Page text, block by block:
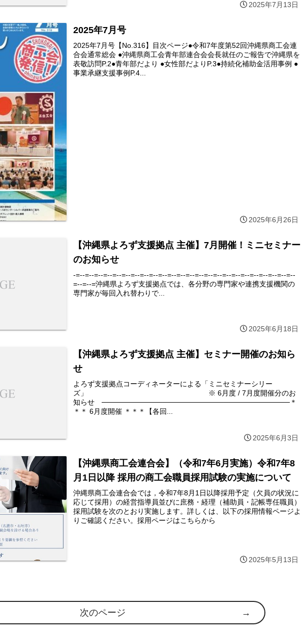
2025年7月13日
2025年7月号
2025年7月号【No.316】目次ページ●令和7年度第52回沖縄県商工会連
合会通常総会 ●沖縄県商工会青年部連合会会長就任のご報告で沖縄県を
表敬訪問P.2●青年部だより ●女性部だよりP.3●持続化補助金活用事例 ●
事業承継支援事例P.4...
2025年6月26日
【沖縄県よろず支援拠点 主催】7月開催！ミニセミナー
のお知らせ
-=--=--=--=--=--=--=--=--=--=--=--=--=--=--=--=--=--=--=--=--=--=--=--=--
=--=--=沖縄県よろず支援拠点では、各分野の専門家や連携支援機関の
専門家が毎回入れ替わりで...
2025年6月18日
【沖縄県よろず支援拠点 主催】セミナー開催のお知ら
せ
よろず支援拠点コーディネーターによる「ミニセミナーシリー
ズ」 ※ 6月度 / 7月度開催分のお
知らせ ─────────────────────────────────────＊
＊＊ 6月度開催 ＊＊＊【各回...
2025年6月3日
【沖縄県商工会連合会】（令和7年6月実施）令和7年8
月1日以降 採用の商工会職員採用試験の実施について
沖縄県商工会連合会では，令和7年8月1日以降採用予定（欠員の状況に
応じて採用）の経営指導員並びに庶務・経理（補助員・記帳専任職員）
採用試験を次のとおり実施します。詳しくは、以下の採用情報ページよ
りご確認ください。採用ページはこちらから
2025年5月13日
次のページ